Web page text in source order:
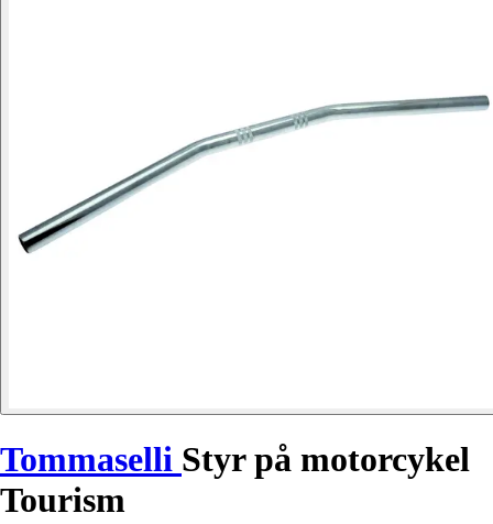
Tommaselli Styr på motorcykel
Tourism